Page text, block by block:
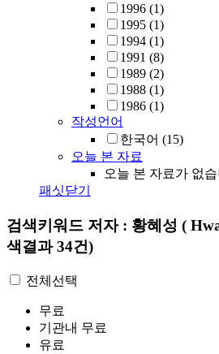
1996 (1)
1995 (1)
1994 (1)
1991 (8)
1989 (2)
1988 (1)
1986 (1)
작성언어
한국어 (15)
오늘 본 자료
오늘 본 자료가 없
패싯닫기
검색키워드 저자 : 황혜성 (
색결과 34건)
전체선택
무료
기관내 무료
유료